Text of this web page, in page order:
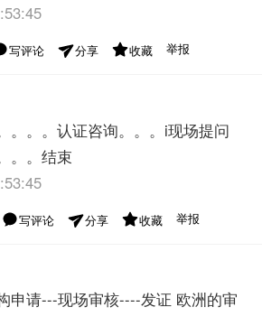
写评论 分享 收藏 举报
。。。认证咨询。。。i现场提问
。。结束
写评论 分享 收藏 举报
申请---现场审核----发证 欧洲的审